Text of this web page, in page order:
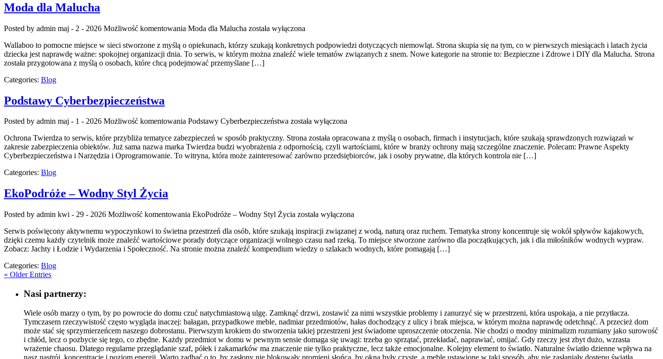
Moda dla Malucha
Posted by admin maj - 2 - 2026 Możliwość komentowania Moda dla Malucha została wyłączona
Wallaboo to pomocne miejsce w sieci stworzone z myślą o opiekunach, którzy szukają konkretnych podpowiedzi dotyczących niemowląt. Strona skupia się na tym, co w pierwszych miesiącach i latach życia
dziecka jest naprawdę ważne: spokojnej organizacji dnia. To serwis, w którym można znaleźć wiele tematów związanych z snem. Nowe kategorie na stronie to: Bezpieczne i Zdrowe i DIY dla Malucha. Strona
została przygotowana z myślą o osobach, które chcą podejmować przemyślane […]
Categories: Blog
Podstawy Cyberbezpieczeństwa
Posted by admin maj - 1 - 2026 Możliwość komentowania Podstawy Cyberbezpieczeństwa została wyłączona
Ochrona Twierdza to serwis, które przybliża tematyce zabezpieczeń w sposób praktyczny. Strona została opracowana z myślą o osobach, firmach i instytucjach, które szukają sprawdzonych rozwiązań w
zakresie zabezpieczenia obiektów. Już sama nazwa marka Twierdza budzi wyobrażenia z odpornością, czyli wartościami, które w branży ochrony mają szczególne znaczenie. Polecam: Prawne Aspekty
Cyberbezpieczeństwa i Narzędzia i Oprogramowanie. To witryna, która może zainteresować zarówno przedsiębiorców, jak i osoby prywatne, dla których kontrola nie […]
Categories: Blog
EkoPodróże – Wodny Styl Życia
Posted by admin kwi - 29 - 2026 Możliwość komentowania EkoPodróże – Wodny Styl Życia została wyłączona
Serwis poświęcony aktywnemu wypoczynkowi to świetna przestrzeń dla osób, które szukają inspiracji związanej z wodą, naturą oraz ruchem. Tematyka strony koncentruje się wokół spływów kajakowych,
dzięki czemu każdy czytelnik może znaleźć wartościowe porady dotyczące organizacji wolnego czasu nad rzeką. To miejsce stworzone zarówno dla początkujących, jak i dla miłośników wodnych wypraw.
Zobacz: Jachty i Łodzie i Wydarzenia i Społeczność. Na stronie można znaleźć kompendium wiedzy o szlakach wodnych, które pomagają […]
Categories: Blog
« Older Entries
Nasi partnerzy:
Wiele osób marzy o tym, by po powrocie do domu czuć natychmiastową ulgę. Zamknąć drzwi, zostawić za nimi wszystkie problemy i zanurzyć się w przestrzeni, która uspokaja, a nie przytłacza.
Tymczasem rzeczywistość często wygląda inaczej: bałagan, przypadkowe meble, nadmiar przedmiotów, hałas dochodzący z ulicy i brak miejsca, w którym można naprawdę odetchnąć. A przecież dom
może stać się sprzymierzeńcem naszego dobrostanu. Pierwszym krokiem do stworzenia takiej przestrzeni jest świadome uproszczenie otoczenia. Nie chodzi o modny minimalizm rozumiany jako surowość
i chłód, lecz o pozbycie się tego, co zbędne. Każdy przedmiot w domu w pewnym sensie domaga się uwagi: trzeba go sprzątać, przekładać, naprawiać, omijać. Gdy rzeczy jest zbyt dużo, wzrasta
wrażenie chaosu. Dlatego regularne przeglądanie szaf, półek i zakamarków ma znaczenie nie tylko praktyczne, lecz także emocjonalne. Kolejny element to światło. Naturalne światło dzienne wpływa na
nasz nastrój, koncentrację i poziom energii. Warto zadbać o to, by zasłony nie blokowały promieni słońca, by okna były czyste, a meble ustawione w taki sposób, aby nie zasłaniały dostępu światła.